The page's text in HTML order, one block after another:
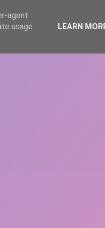
REPERE DONEAZĂ
agent
usage
LEARN